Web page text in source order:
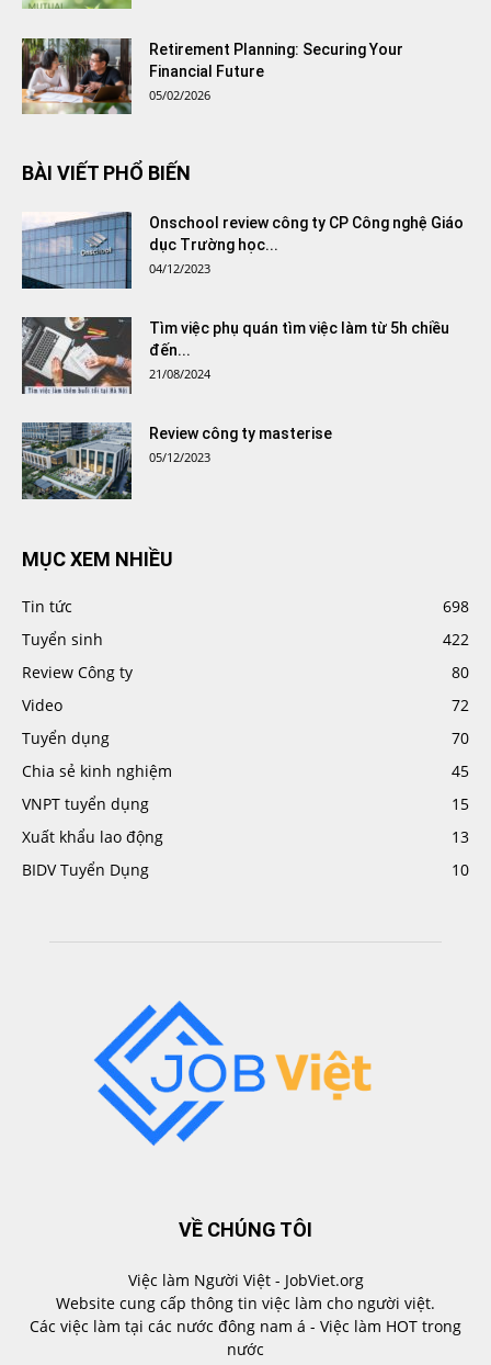
Retirement Planning: Securing Your
Financial Future
05/02/2026
BÀI VIẾT PHỔ BIẾN
Onschool review công ty CP Công nghệ Giáo
dục Trường học...
04/12/2023
Tìm việc phụ quán tìm việc làm từ 5h chiều
đến...
21/08/2024
Review công ty masterise
05/12/2023
MỤC XEM NHIỀU
Tin tức
698
Tuyển sinh
422
Review Công ty
80
Video
72
Tuyển dụng
70
Chia sẻ kinh nghiệm
45
VNPT tuyển dụng
15
Xuất khẩu lao động
13
BIDV Tuyển Dụng
10
VỀ CHÚNG TÔI
Việc làm Người Việt - JobViet.org
Website cung cấp thông tin việc làm cho người việt.
Các việc làm tại các nước đông nam á - Việc làm HOT trong
nước